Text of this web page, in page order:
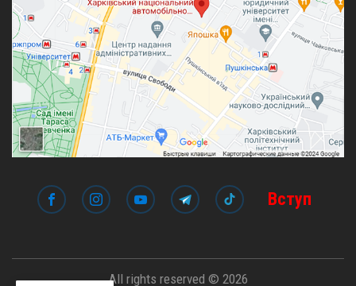
Вступ
All rights reserved © 2026